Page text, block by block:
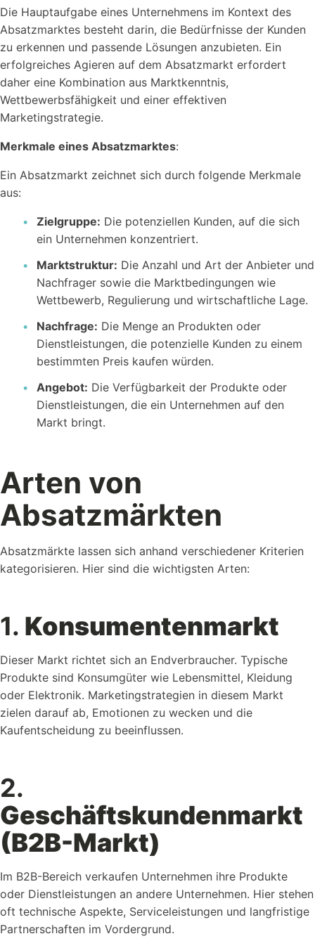
Kostenlose
Rechner
Einfache Werte berechnen mit unseren Rechnern...
Workstool makes team work. Jung, Dynamisch und
Kreativ.
Die Hauptaufgabe eines Unternehmens im Kontext des
Absatzmarktes besteht darin, die Bedürfnisse der Kunden
zu erkennen und passende Lösungen anzubieten. Ein
erfolgreiches Agieren auf dem Absatzmarkt erfordert
daher eine Kombination aus Marktkenntnis,
Wettbewerbsfähigkeit und einer effektiven
Marketingstrategie.
Merkmale eines Absatzmarktes:
Ein Absatzmarkt zeichnet sich durch folgende Merkmale
aus:
Zielgruppe: Die potenziellen Kunden, auf die sich
ein Unternehmen konzentriert.
Marktstruktur: Die Anzahl und Art der Anbieter und
Nachfrager sowie die Marktbedingungen wie
Wettbewerb, Regulierung und wirtschaftliche Lage.
Nachfrage: Die Menge an Produkten oder
Dienstleistungen, die potenzielle Kunden zu einem
bestimmten Preis kaufen würden.
Angebot: Die Verfügbarkeit der Produkte oder
Dienstleistungen, die ein Unternehmen auf den
Markt bringt.
Arten von
Absatzmärkten
Absatzmärkte lassen sich anhand verschiedener Kriterien
kategorisieren. Hier sind die wichtigsten Arten:
1. Konsumentenmarkt
Dieser Markt richtet sich an Endverbraucher. Typische
Produkte sind Konsumgüter wie Lebensmittel, Kleidung
oder Elektronik. Marketingstrategien in diesem Markt
zielen darauf ab, Emotionen zu wecken und die
Kaufentscheidung zu beeinflussen.
2.
Geschäftskundenmarkt
(B2B-Markt)
Im B2B-Bereich verkaufen Unternehmen ihre Produkte
oder Dienstleistungen an andere Unternehmen. Hier stehen
oft technische Aspekte, Serviceleistungen und langfristige
Partnerschaften im Vordergrund.